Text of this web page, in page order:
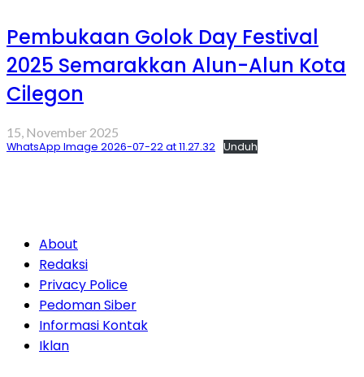
Pembukaan Golok Day Festival
2025 Semarakkan Alun-Alun Kota
Cilegon
15, November 2025
WhatsApp Image 2026-07-22 at 11.27.32 Unduh
About
Redaksi
Privacy Police
Pedoman Siber
Informasi Kontak
Iklan